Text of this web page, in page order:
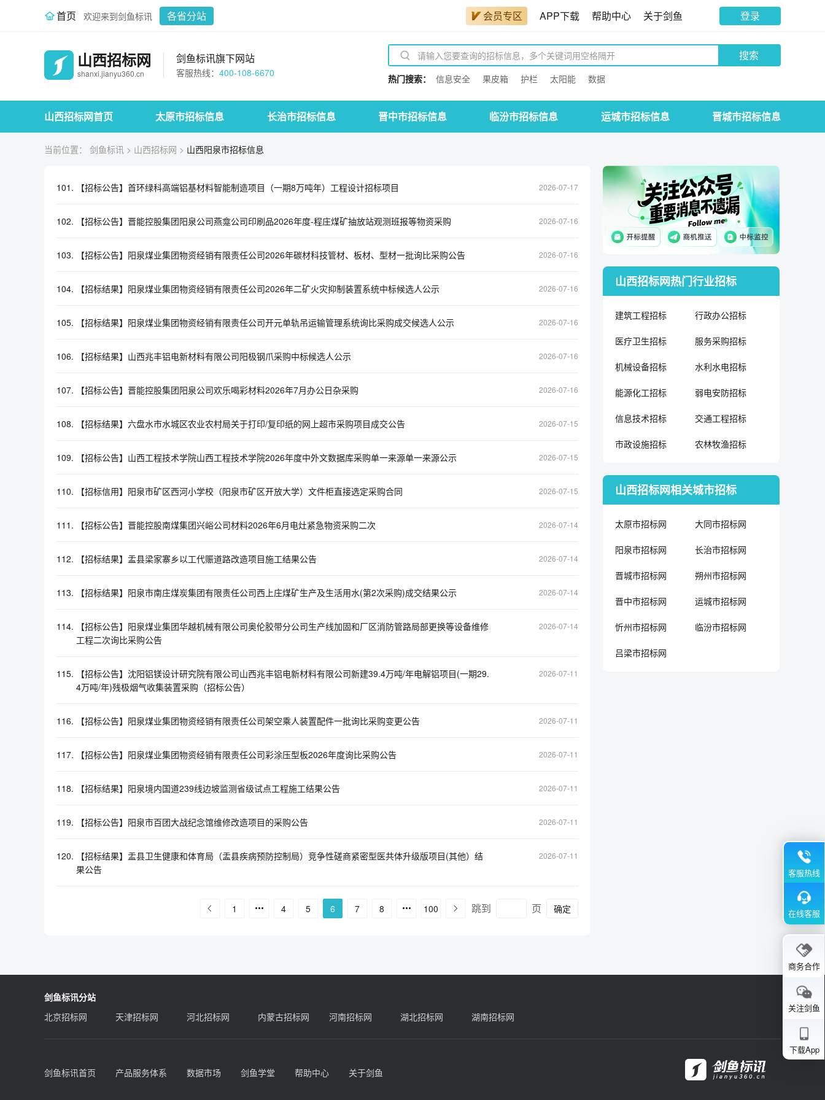
首页 欢迎来到剑鱼标讯 各省分站 会员专区 APP下载 帮助中心 关于剑鱼 登录
山西招标网
shanxi.jianyu360.cn
剑鱼标讯旗下网站
客服热线： 400-108-6670
搜索
热门搜索： 信息安全 果皮箱 护栏 太阳能 数据
山西招标网首页 太原市招标信息 长治市招标信息 晋中市招标信息 临汾市招标信息 运城市招标信息 晋城市招标信息
当前位置： 剑鱼标讯 > 山西招标网 > 山西阳泉市招标信息
101. 【招标公告】首环绿科高端铝基材料智能制造项目（一期8万吨年）工程设计招标项目 2026-07-17
102. 【招标公告】晋能控股集团阳泉公司燕龛公司印刷品2026年度-程庄煤矿抽放站观测班报等物资采购 2026-07-16
103. 【招标公告】阳泉煤业集团物资经销有限责任公司2026年碳材科技管材、板材、型材一批询比采购公告 2026-07-16
104. 【招标结果】阳泉煤业集团物资经销有限责任公司2026年二矿火灾抑制装置系统中标候选人公示 2026-07-16
105. 【招标结果】阳泉煤业集团物资经销有限责任公司开元单轨吊运输管理系统询比采购成交候选人公示 2026-07-16
106. 【招标结果】山西兆丰铝电新材料有限公司阳极钢爪采购中标候选人公示 2026-07-16
107. 【招标公告】晋能控股集团阳泉公司欢乐喝彩材料2026年7月办公日杂采购 2026-07-16
108. 【招标结果】六盘水市水城区农业农村局关于打印/复印纸的网上超市采购项目成交公告 2026-07-15
109. 【招标公告】山西工程技术学院山西工程技术学院2026年度中外文数据库采购单一来源单一来源公示 2026-07-15
110. 【招标信用】阳泉市矿区西河小学校（阳泉市矿区开放大学）文件柜直接选定采购合同 2026-07-15
111. 【招标公告】晋能控股南煤集团兴峪公司材料2026年6月电灶紧急物资采购二次 2026-07-14
112. 【招标结果】盂县梁家寨乡以工代赈道路改造项目施工结果公告 2026-07-14
113. 【招标结果】阳泉市南庄煤炭集团有限责任公司西上庄煤矿生产及生活用水(第2次采购)成交结果公示 2026-07-14
114.
【招标公告】阳泉煤业集团华越机械有限公司奥伦胶带分公司生产线加固和厂区消防管路局部更换等设备维修
工程二次询比采购公告
2026-07-14
115.
【招标公告】沈阳铝镁设计研究院有限公司山西兆丰铝电新材料有限公司新建39.4万吨/年电解铝项目(一期29.
4万吨/年)残极烟气收集装置采购（招标公告）
2026-07-11
116. 【招标公告】阳泉煤业集团物资经销有限责任公司架空乘人装置配件一批询比采购变更公告 2026-07-11
117. 【招标公告】阳泉煤业集团物资经销有限责任公司彩涂压型板2026年度询比采购公告 2026-07-11
118. 【招标结果】阳泉境内国道239线边坡监测省级试点工程施工结果公告 2026-07-11
119. 【招标公告】阳泉市百团大战纪念馆维修改造项目的采购公告 2026-07-11
120.
【招标结果】盂县卫生健康和体育局（盂县疾病预防控制局）竞争性磋商紧密型医共体升级版项目(其他）结
果公告
2026-07-11
1 4 5 6 7 8 100 跳到 页 确定
山西招标网热门行业招标
建筑工程招标 行政办公招标
医疗卫生招标 服务采购招标
机械设备招标 水利水电招标
能源化工招标 弱电安防招标
信息技术招标 交通工程招标
市政设施招标 农林牧渔招标
山西招标网相关城市招标
太原市招标网 大同市招标网
阳泉市招标网 长治市招标网
晋城市招标网 朔州市招标网
晋中市招标网 运城市招标网
忻州市招标网 临汾市招标网
吕梁市招标网
客服热线
在线客服
商务合作
关注剑鱼
下载App
剑鱼标讯分站
北京招标网
天津招标网 河北招标网 内蒙古招标网 河南招标网 湖北招标网 湖南招标网
剑鱼标讯首页 产品服务体系 数据市场 剑鱼学堂 帮助中心 关于剑鱼